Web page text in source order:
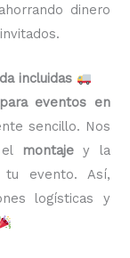
dinero
incluidas
eventos en
sencillo. Nos
montajey la
evento. Así,
logísticas y